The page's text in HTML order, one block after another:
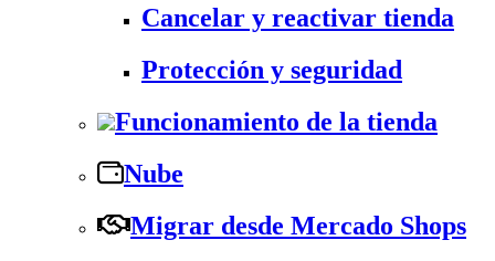
Cancelar y reactivar tienda
Protección y seguridad
Funcionamiento de la tienda
Nube
Migrar desde Mercado Shops